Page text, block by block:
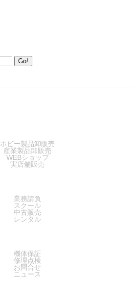
Go!
ホビー製品卸販売
産業製品卸販売
WEBショップ
実店舗販売
業務請負
スクール
中古販売
レンタル
機体保証
修理点検
お問合せ
ニュース